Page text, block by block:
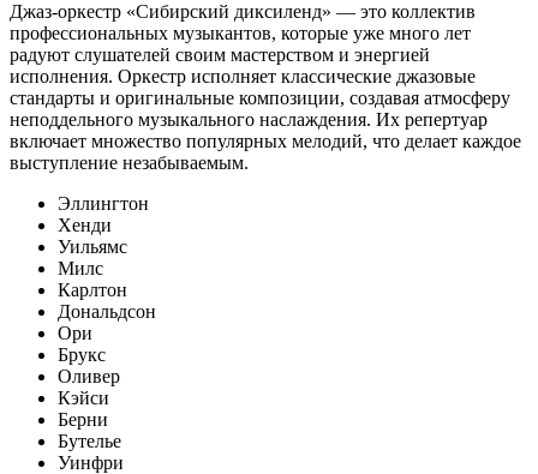
Джаз-оркестр «Сибирский диксиленд» — это коллектив
профессиональных музыкантов, которые уже много лет
радуют слушателей своим мастерством и энергией
исполнения. Оркестр исполняет классические джазовые
стандарты и оригинальные композиции, создавая атмосферу
неподдельного музыкального наслаждения. Их репертуар
включает множество популярных мелодий, что делает каждое
выступление незабываемым.
Эллингтон
Хенди
Уильямс
Милс
Карлтон
Дональдсон
Ори
Брукс
Оливер
Кэйси
Берни
Бутелье
Уинфри